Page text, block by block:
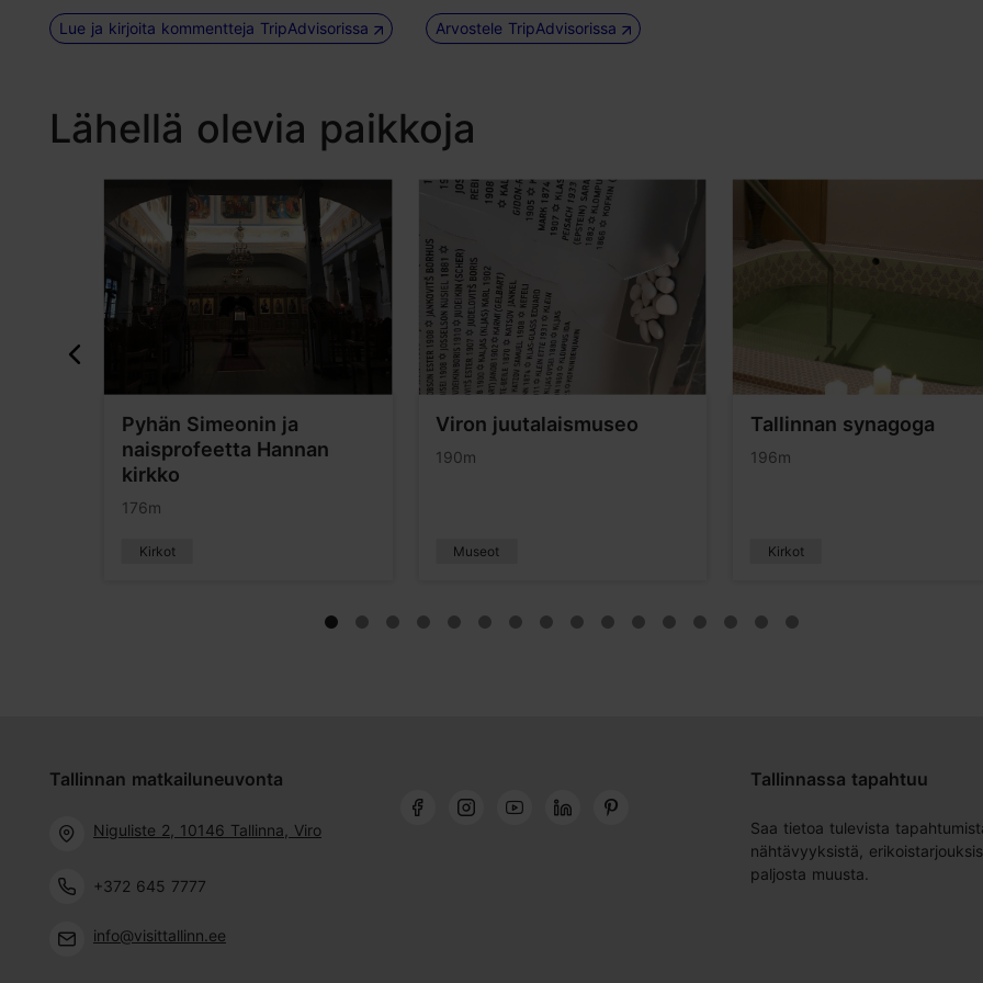
Lue ja kirjoita kommentteja TripAdvisorissa Arvostele TripAdvisorissa
Lähellä olevia paikkoja
Pyhän Simeonin ja
naisprofeetta Hannan
kirkko
176m
Kirkot
Viron juutalaismuseo
190m
Museot
Tallinnan synagoga
196m
Kirkot
Tallinnan matkailuneuvonta
Niguliste 2, 10146 Tallinna, Viro
+372 645 7777
info@visittallinn.ee
Tallinnassa tapahtuu
Saa tietoa tulevista
nähtävyyksistä,
paljosta muusta.